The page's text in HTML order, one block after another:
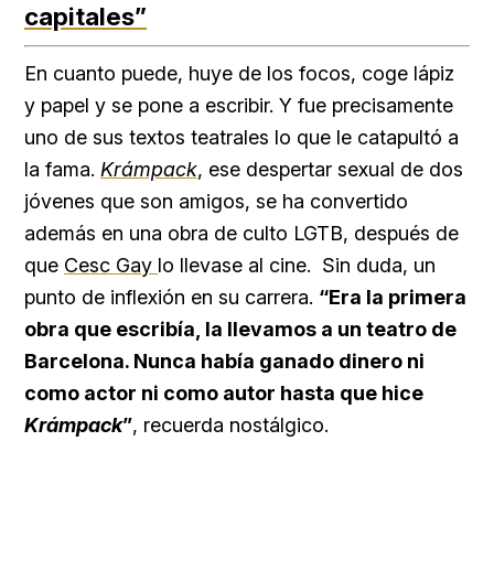
capitales”
En cuanto puede, huye de los focos, coge lápiz
y papel y se pone a escribir. Y fue precisamente
uno de sus textos teatrales lo que le catapultó a
la fama. Krámpack, ese despertar sexual de dos
jóvenes que son amigos, se ha convertido
además en una obra de culto LGTB, después de
que Cesc Gay lo llevase al cine. Sin duda, un
punto de inflexión en su carrera. “Era la primera
obra que escribía, la llevamos a un teatro de
Barcelona. Nunca había ganado dinero ni
como actor ni como autor hasta que hice
Krámpack”, recuerda nostálgico.